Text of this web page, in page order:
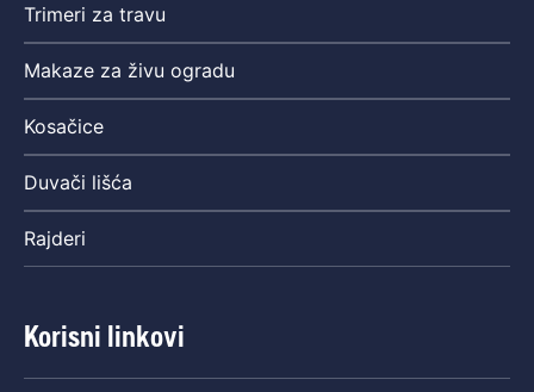
Trimeri za travu
Makaze za živu ogradu
Kosačice
Duvači lišća
Rajderi
Korisni linkovi